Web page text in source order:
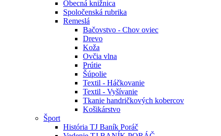
Obecná knižnica
Spoločenská rubrika
Remeslá
Bačovstvo - Chov oviec
Drevo
Koža
Ovčia vlna
Prútie
Šúpolie
Textil - Háčkovanie
Textil - Vyšívanie
Tkanie handričkových kobercov
Košikárstvo
Šport
História TJ Baník Poráč